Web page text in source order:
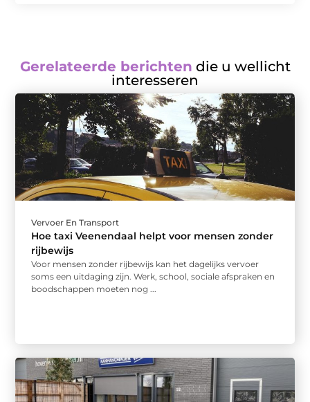
Gerelateerde berichten die u wellicht
interesseren
Vervoer En Transport
Hoe taxi Veenendaal helpt voor mensen zonder
rijbewijs
Voor mensen zonder rijbewijs kan het dagelijks vervoer
soms een uitdaging zijn. Werk, school, sociale afspraken en
boodschappen moeten nog ...